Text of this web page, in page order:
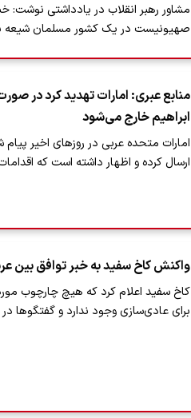
مشاور رهبر انقلاب در یادداشتی نوشت:
صهیونیست در یک کشور مسلمان شیعه
منابع عبری: امارات تهدید کرد در
ابراهیم خارج می‌شود
امارات متحده عربی در روزهای اخیر
ارسال کرده و اظهار داشته است که
واکنش کاخ سفید به خبر توافق بین
کاخ سفید اعلام کرد که هیچ چارچوب
برای عادی‌سازی وجود ندارد و گفتگوها